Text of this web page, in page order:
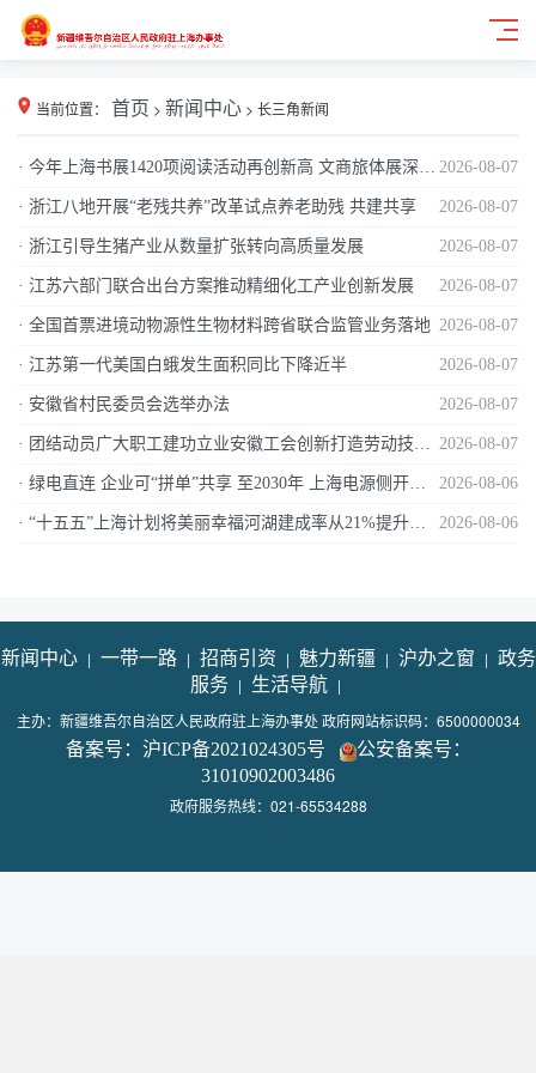
当前位置： 首页 > 新闻中心 > 长三角新闻
2026-08-07
· 今年上海书展1420项阅读活动再创新高 文商旅体展深度融合让书展走向街区走近读者
2026-08-07
· 浙江八地开展“老残共养”改革试点养老助残 共建共享
2026-08-07
· 浙江引导生猪产业从数量扩张转向高质量发展
2026-08-07
· 江苏六部门联合出台方案推动精细化工产业创新发展
2026-08-07
· 全国首票进境动物源性生物材料跨省联合监管业务落地
2026-08-07
· 江苏第一代美国白蛾发生面积同比下降近半
2026-08-07
· 安徽省村民委员会选举办法
2026-08-07
· 团结动员广大职工建功立业安徽工会创新打造劳动技能竞赛新格局
2026-08-06
· 绿电直连 企业可“拼单”共享 至2030年 上海电源侧开发规模将达到50万千瓦
2026-08-06
· “十五五”上海计划将美丽幸福河湖建成率从21%提升至70%以上 水治理：对齐群众“感觉”颗粒度
新闻中心 | 一带一路 | 招商引资 | 魅力新疆 | 沪办之窗 | 政务
服务 | 生活导航 |
主办：新疆维吾尔自治区人民政府驻上海办事处 政府网站标识码：6500000034
备案号：沪ICP备2021024305号
公安备案号：
31010902003486
政府服务热线：021-65534288